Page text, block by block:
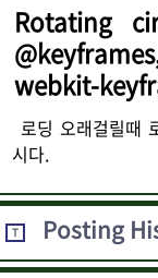
Rotating
webkit-
로딩 오래걸릴때
시다.
T Posting